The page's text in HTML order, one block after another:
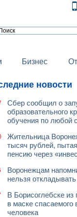
Бизнес
новости
Сбер сообщил о
образовательного
обучения по любой
Жительница
тысяч рублей,
пенсию через
Воронежцам
нельзя
В Борисоглебске из
в маске спасаемого
человека